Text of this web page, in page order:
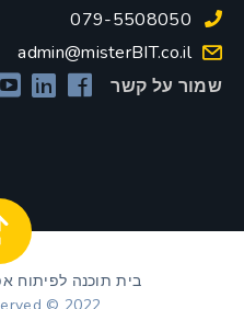
079-5508050
admin@misterBIT.co.il
שמור על קשר
בית תוכנה לפיתוח